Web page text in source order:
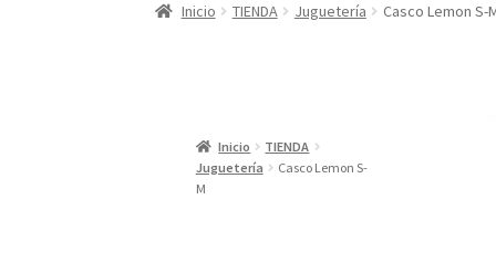
Inicio TIENDA Juguetería Casco Lemon S-
Inicio
TIENDA
Juguetería
Casco Lemon S-
M